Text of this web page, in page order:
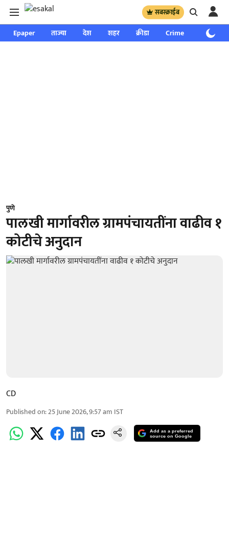
सबस्क्राईब
Epaper ताज्या देश शहर क्रीडा Crime साप्ताहिक
पुणे
पालखी मार्गावरील ग्रामपंचायतींना वाढीव १
कोटीचे अनुदान
CD
Published on:25 June 2026, 9:57 am IST
Add as a preferred
source on Google